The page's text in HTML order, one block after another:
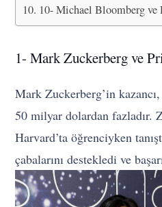
10- Michael Bloomberg ve
1- Mark Zuckerberg ve
Mark Zuckerberg’in
50 milyar dolardan fazladır.
Harvard’ta öğrenciyken
çabalarını destekledi ve